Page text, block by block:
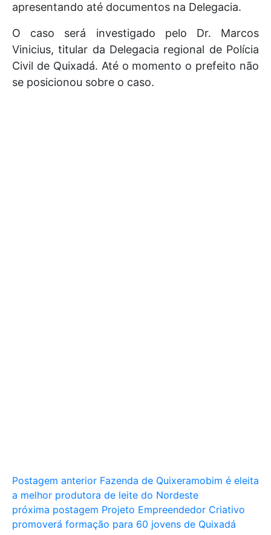
apresentando até documentos na Delegacia.
O caso será investigado pelo Dr. Marcos
Vinicius, titular da Delegacia regional de Polícia
Civil de Quixadá. Até o momento o prefeito não
se posicionou sobre o caso.
Postagem anterior Fazenda de Quixeramobim é eleita
a melhor produtora de leite do Nordeste
próxima postagem Projeto Empreendedor Criativo
promoverá formação para 60 jovens de Quixadá